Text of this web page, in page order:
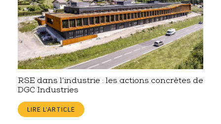
RSE dans l’industrie : les actions concrètes de
DGC Industries
LIRE L'ARTICLE